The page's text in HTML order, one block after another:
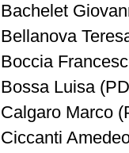
Bachelet
Bellanova
Boccia
Bossa Luisa
Calgaro Marco
Ciccanti